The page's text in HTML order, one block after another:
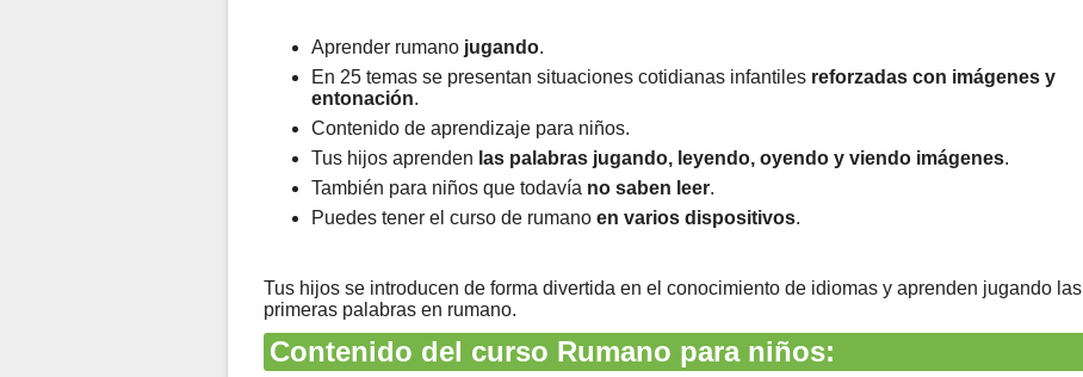
Aprender rumano jugando.
En 25 temas se presentan situaciones cotidianas infantiles reforzadas con imágenes y
entonación.
Contenido de aprendizaje para niños.
Tus hijos aprenden las palabras jugando, leyendo, oyendo y viendo imágenes.
También para niños que todavía no saben leer.
Puedes tener el curso de rumano en varios dispositivos.
Tus hijos se introducen de forma divertida en el conocimiento de idiomas y aprenden jugando las
primeras palabras en rumano.
Contenido del curso Rumano para niños: